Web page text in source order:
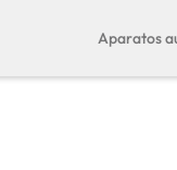
Aparatos